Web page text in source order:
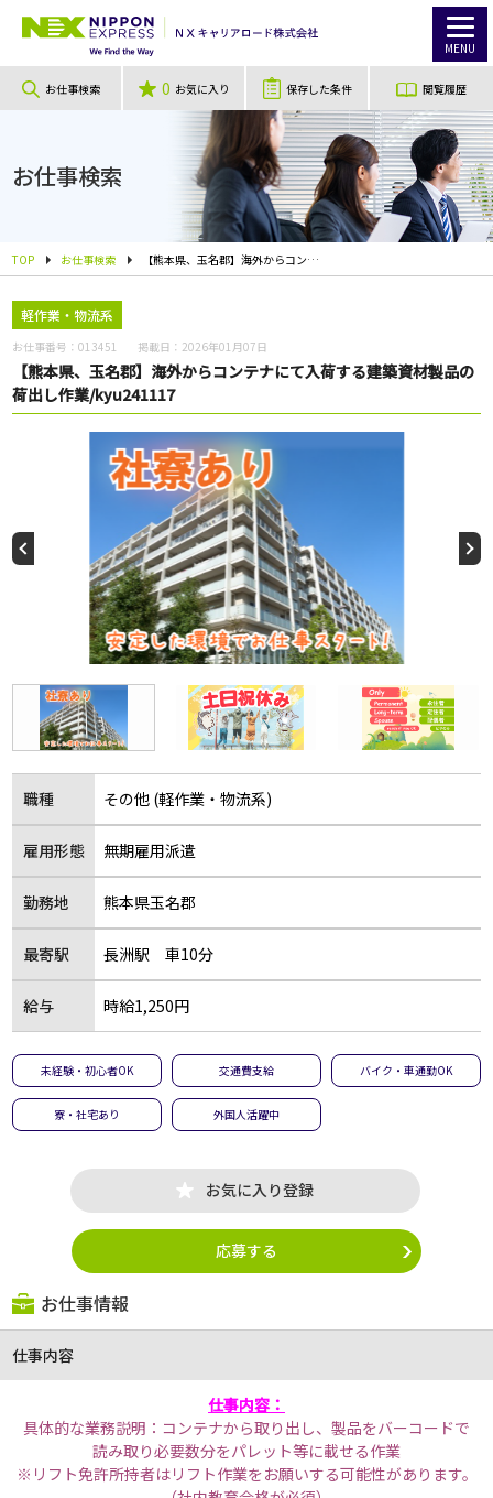
MENU
お仕事検索 0 お気に入り 保存した条件 閲覧履歴
お仕事検索
TOP お仕事検索 【熊本県、玉名郡】海外からコンテナにて入荷する建築資材製品の荷出し作業/kyu241117
軽作業・物流系
お仕事番号：013451 掲載日： 2026年01月07日
【熊本県、玉名郡】海外からコンテナにて入荷する建築資材製品の
荷出し作業/kyu241117
職種 その他 (軽作業・物流系)
雇用形態 無期雇用派遣
勤務地 熊本県玉名郡
最寄駅 長洲駅 車10分
給与 時給1,250円
未経験・初心者OK 交通費支給 バイク・車通勤OK
寮・社宅あり 外国人活躍中
お気に入り登録
応募する
お仕事情報
仕事内容
仕事内容：
具体的な業務説明：コンテナから取り出し、製品をバーコードで
読み取り必要数分をパレット等に載せる作業
※リフト免許所持者はリフト作業をお願いする可能性があります。